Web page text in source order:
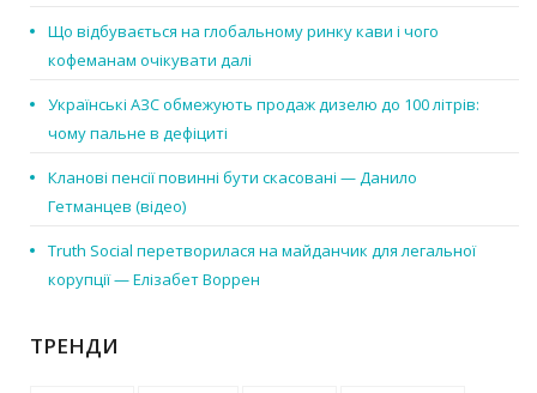
Що відбувається на глобальному ринку кави і чого
кофеманам очікувати далі
Українські АЗС обмежують продаж дизелю до 100 літрів:
чому пальне в дефіциті
Кланові пенсії повинні бути скасовані — Данило
Гетманцев (відео)
Truth Social перетворилася на майданчик для легальної
корупції — Елізабет Воррен
ТРЕНДИ